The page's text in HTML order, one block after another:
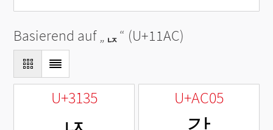
Basierend auf „ᆬ“ (U+11AC)
U+3135 U+AC05